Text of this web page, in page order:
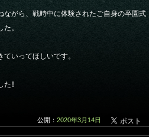
ながら、戦時中に体験されたご自身の卒園式
。
いってほしいです。
た‼
公開： 2020年3月14日